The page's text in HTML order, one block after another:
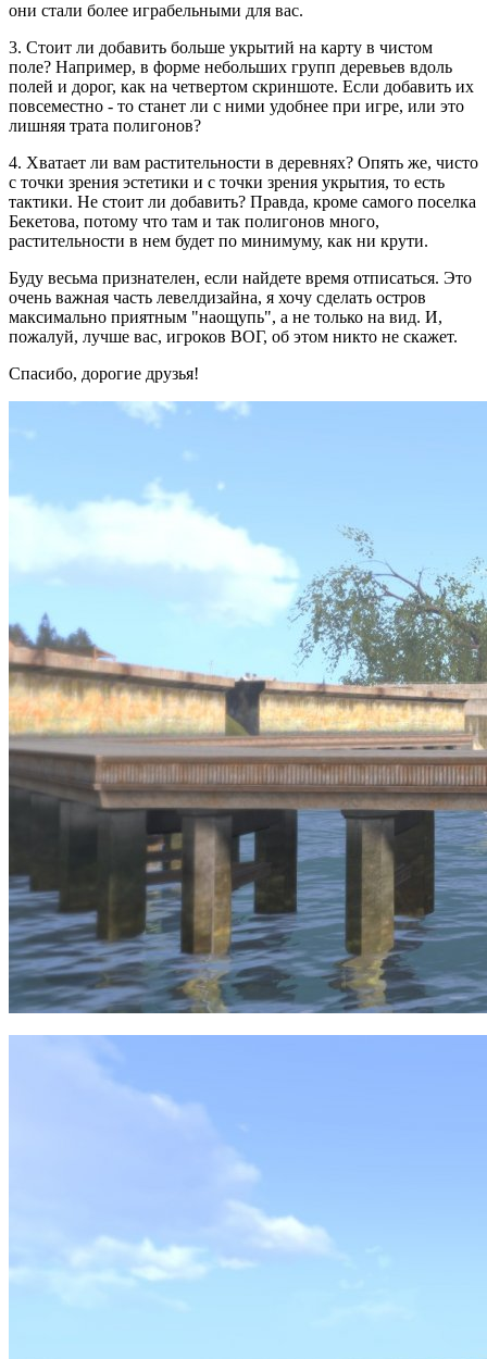
они стали более играбельными для вас.
3. Стоит ли добавить больше укрытий на карту в чистом
поле? Например, в форме небольших групп деревьев вдоль
полей и дорог, как на четвертом скриншоте. Если добавить их
повсеместно - то станет ли с ними удобнее при игре, или это
лишняя трата полигонов?
4. Хватает ли вам растительности в деревнях? Опять же, чисто
с точки зрения эстетики и с точки зрения укрытия, то есть
тактики. Не стоит ли добавить? Правда, кроме самого поселка
Бекетова, потому что там и так полигонов много,
растительности в нем будет по минимуму, как ни крути.
Буду весьма признателен, если найдете время отписаться. Это
очень важная часть левелдизайна, я хочу сделать остров
максимально приятным "наощупь", а не только на вид. И,
пожалуй, лучше вас, игроков ВОГ, об этом никто не скажет.
Спасибо, дорогие друзья!